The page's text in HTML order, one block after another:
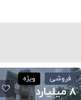
فروشی ویژه
۸ میلیارد